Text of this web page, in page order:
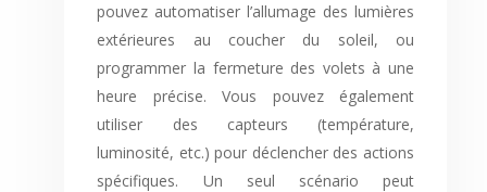
pouvez automatiser l’allumage des lumières
extérieures au coucher du soleil, ou
programmer la fermeture des volets à une
heure précise. Vous pouvez également
utiliser des capteurs (température,
luminosité, etc.) pour déclencher des actions
spécifiques. Un seul scénario peut